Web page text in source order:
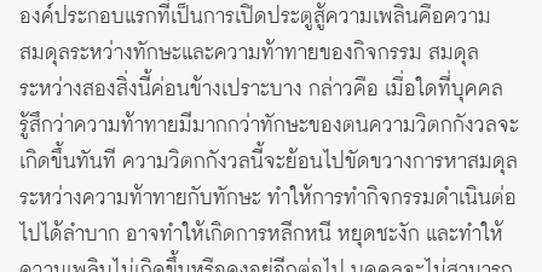
องค์ประกอบแรกที่เป็นการเปิดประตูสู้ความเพลินคือความ
สมดุลระหว่างทักษะและความท้าทายของกิจกรรม สมดุล
ระหว่างสองสิ่งนี้ค่อนข้างเปราะบาง กล่าวคือ เมื่อใดที่บุคคล
รู้สึกว่าความท้าทายมีมากกว่าทักษะของตนความวิตกกังวลจะ
เกิดขึ้นทันที ความวิตกกังวลนี้จะย้อนไปขัดขวางการหาสมดุล
ระหว่างความท้าทายกับทักษะ ทำให้การทำกิจกรรมดำเนินต่อ
ไปได้ลำบาก อาจทำให้เกิดการหลีกหนี หยุดชะงัก และทำให้